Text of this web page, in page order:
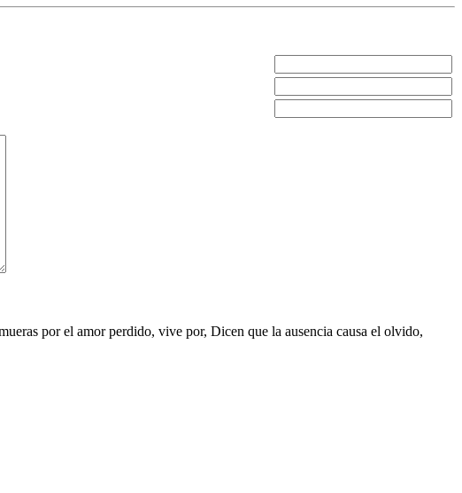
por el amor perdido, vive por, Dicen que la ausencia causa el olvido,